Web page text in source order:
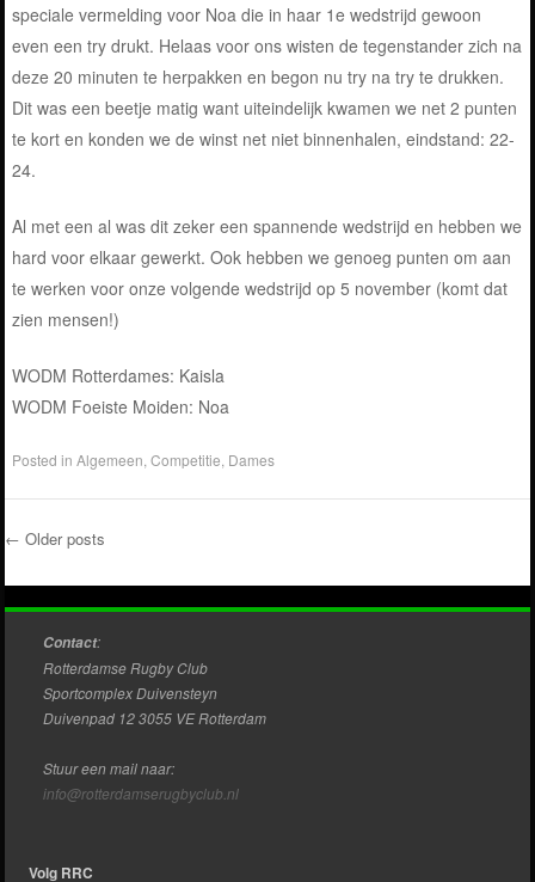
speciale vermelding voor Noa die in haar 1e wedstrijd gewoon
even een try drukt. Helaas voor ons wisten de tegenstander zich na
deze 20 minuten te herpakken en begon nu try na try te drukken.
Dit was een beetje matig want uiteindelijk kwamen we net 2 punten
te kort en konden we de winst net niet binnenhalen, eindstand: 22-
24.
Al met een al was dit zeker een spannende wedstrijd en hebben we
hard voor elkaar gewerkt. Ook hebben we genoeg punten om aan
te werken voor onze volgende wedstrijd op 5 november (komt dat
zien mensen!)
WODM Rotterdames: Kaisla
WODM Foeiste Moiden: Noa
Posted inAlgemeen ,Competitie Dames
Post navigation
← Older posts
Contact:
Rotterdamse Rugby Club
Sportcomplex Duivensteyn
Duivenpad 12 3055 VE Rotterdam
Stuur een mail naar:
info@rotterdamserugbyclub.nl
Volg RRC